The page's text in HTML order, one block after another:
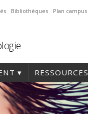
Bibliothèques Plan campus
RESSOURCES